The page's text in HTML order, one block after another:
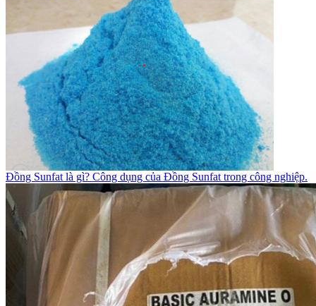
Đồng Sunfat là gì? Công dụng của Đồng Sunfat trong công nghiệp.